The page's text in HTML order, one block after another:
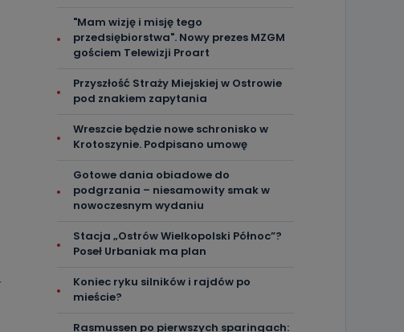
"Mam wizję i misję tego
przedsiębiorstwa". Nowy prezes MZGM
gościem Telewizji Proart
Przyszłość Straży Miejskiej w Ostrowie
pod znakiem zapytania
Wreszcie będzie nowe schronisko w
Krotoszynie. Podpisano umowę
Gotowe dania obiadowe do
podgrzania – niesamowity smak w
nowoczesnym wydaniu
Stacja „Ostrów Wielkopolski Północ”?
Poseł Urbaniak ma plan
Koniec ryku silników i rajdów po
mieście?
Rasmussen po pierwszych sparingach: